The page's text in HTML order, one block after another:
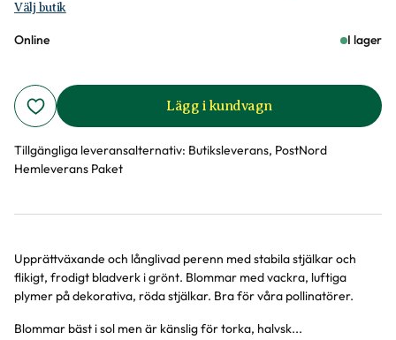
Välj butik
Online I lager
Lägg i kundvagn
Tillgängliga leveransalternativ: Butiksleverans, PostNord
Hemleverans Paket
Produktinformation
Upprättväxande och långlivad perenn med stabila stjälkar och
flikigt, frodigt bladverk i grönt. Blommar med vackra, luftiga
plymer på dekorativa, röda stjälkar. Bra för våra pollinatörer.
Blommar bäst i sol men är känslig för torka, halvsk...